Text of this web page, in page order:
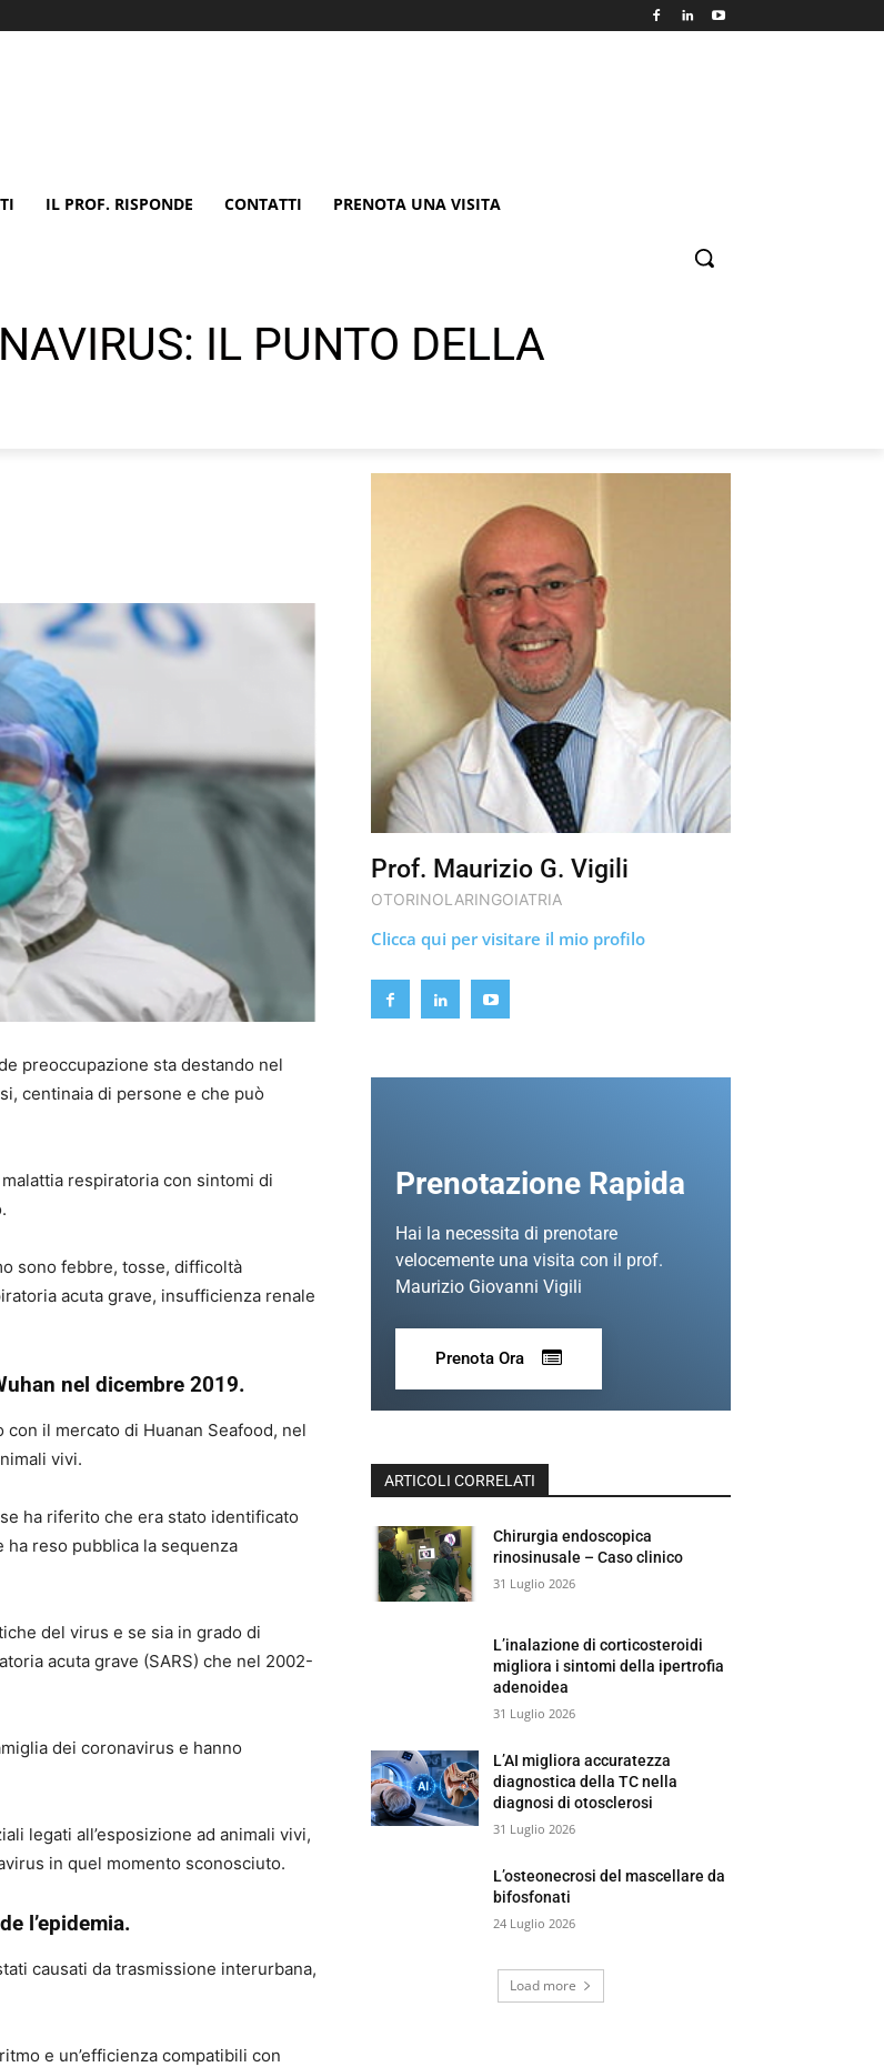
IL PROF. RISPONDE CONTATTI PRENOTA UNA VISITA
IL PUNTO DELLA
preoccupazione sta destando nel
centinaia di persone e che può
respiratoria con sintomi di
sono febbre, tosse, difficoltà
acuta grave, insufficienza renale
nel dicembre 2019.
il mercato di Huanan Seafood, nel
vivi.
ha riferito che era stato identificato
ha reso pubblica la sequenza
del virus e se sia in grado di
acuta grave (SARS) che nel 2002-
dei coronavirus e hanno
legati all’esposizione ad animali vivi,
in quel momento sconosciuto.
l’epidemia.
causati da trasmissione interurbana,
e un’efficienza compatibili con
Prof. Maurizio G. Vigili
OTORINOLARINGOIATRIA
Clicca qui per visitare il mio profilo
Prenotazione Rapida
Hai la necessita di prenotare
velocemente una visita con il prof.
Maurizio Giovanni Vigili
Prenota Ora
ARTICOLI CORRELATI
Chirurgia endoscopica
rinosinusale – Caso clinico
31 Luglio 2026
L’inalazione di corticosteroidi
migliora i sintomi della ipertrofia
adenoidea
31 Luglio 2026
L’AI migliora accuratezza
diagnostica della TC nella
diagnosi di otosclerosi
31 Luglio 2026
L’osteonecrosi del mascellare da
bifosfonati
24 Luglio 2026
Load more